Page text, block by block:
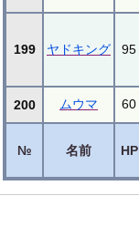
№ 名前 HP
199 ヤドキング 95
200 ムウマ 60